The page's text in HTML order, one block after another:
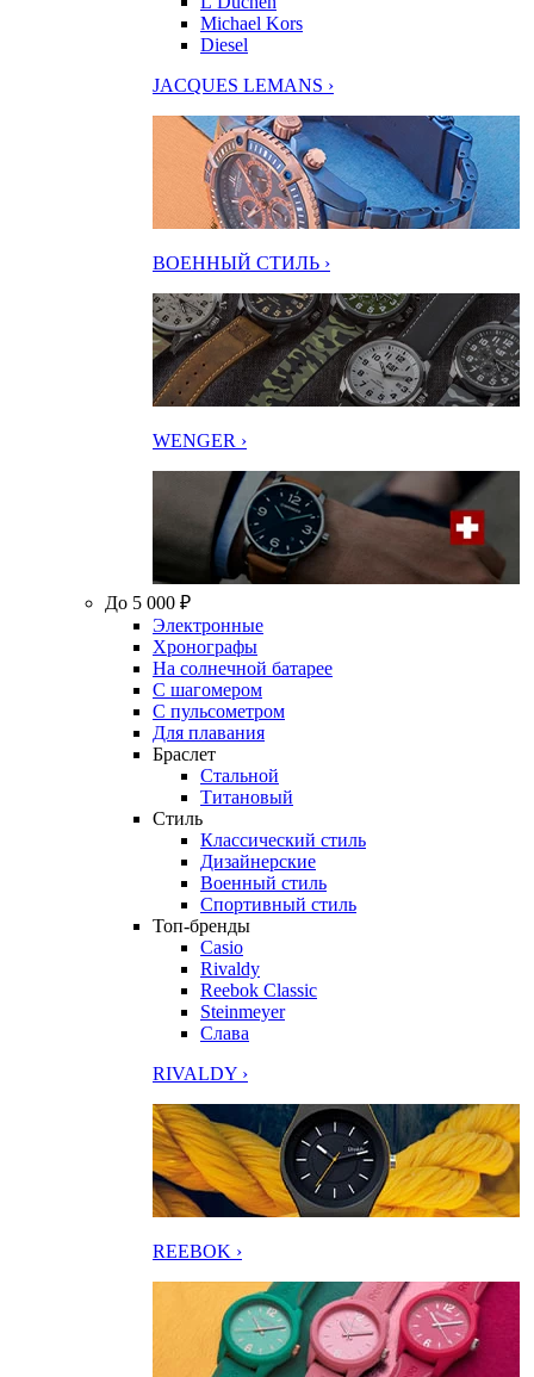
Michael Kors
Diesel
JACQUES LEMANS ›
ВОЕННЫЙ СТИЛЬ ›
WENGER ›
До 5 000 ₽
Электронные
Хронографы
На солнечной батарее
С шагомером
С пульсометром
Для плавания
Браслет
Стальной
Титановый
Стиль
Классический стиль
Дизайнерские
Военный стиль
Спортивный стиль
Топ-бренды
Casio
Rivaldy
Reebok Classic
Steinmeyer
Слава
RIVALDY ›
REEBOK ›